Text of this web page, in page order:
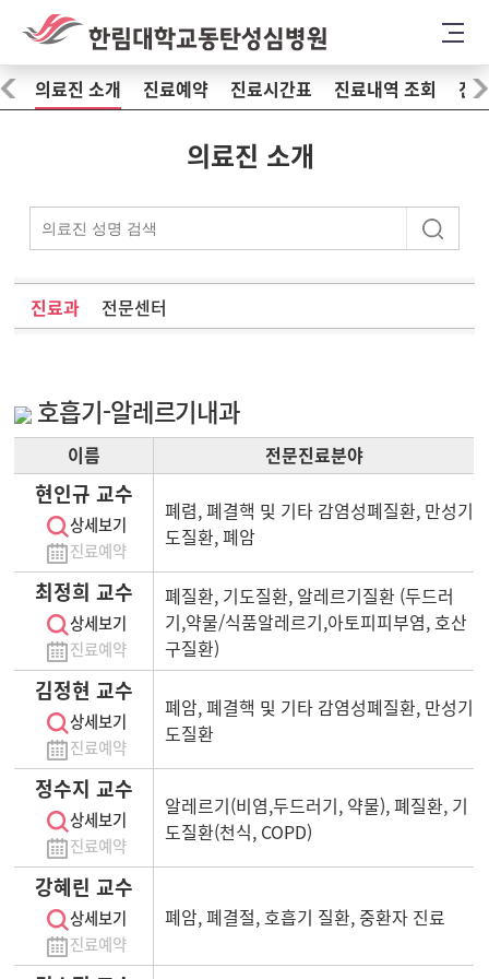
의료진 소개 진료예약 진료시간표 진료내역 조회 진
의료진 소개
진료과 전문센터
호흡기-알레르기내과
이름 전문진료분야
현인규 교수
상세보기
진료예약
폐렴, 폐결핵 및 기타 감염성폐질환, 만성기
도질환, 폐암
최정희 교수
상세보기
진료예약
폐질환, 기도질환, 알레르기질환 (두드러
기,약물/식품알레르기,아토피피부염, 호산
구질환)
김정현 교수
상세보기
진료예약
폐암, 폐결핵 및 기타 감염성폐질환, 만성기
도질환
정수지 교수
상세보기
진료예약
알레르기(비염,두드러기, 약물), 폐질환, 기
도질환(천식, COPD)
강혜린 교수
상세보기
진료예약
폐암, 폐결절, 호흡기 질환, 중환자 진료